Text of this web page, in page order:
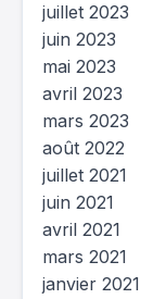
juillet 2023
juin 2023
mai 2023
avril 2023
mars 2023
août 2022
juillet 2021
juin 2021
avril 2021
mars 2021
janvier 2021